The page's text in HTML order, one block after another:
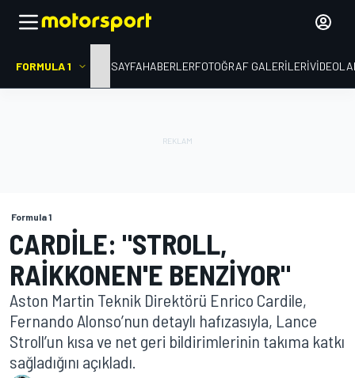
FORMULA 1 ANA SAYFAHABERLERFOTOĞRAF GALERILERI
Formula 1
CARDILE: "STROLL,
RAIKKONEN'E BENZIYOR"
Aston Martin Teknik Direktörü Enrico Cardile,
Fernando Alonso’nun detaylı hafızasıyla, Lance
Stroll’un kısa ve net geri bildirimlerinin takıma katkı
sağladığını açıkladı.